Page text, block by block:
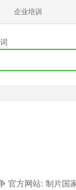
企业培训
言: 德语/俄语 上映日